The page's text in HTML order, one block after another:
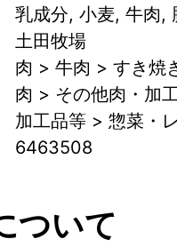
乳成分, 小麦, 牛肉,
土田牧場
肉 > 牛肉 > すき焼
肉 > その他肉・加
加工品等 > 惣菜・
6463508
ついて